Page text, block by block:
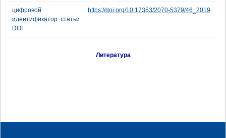
цифровой
идентификатор статьи
DOI
https://doi.org/10.17353/2070-5379/46_2019
Литература